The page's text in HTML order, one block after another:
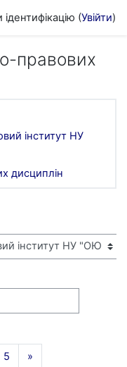
(Увійти)
правових
інститут НУ
дисциплін
5 »Далі